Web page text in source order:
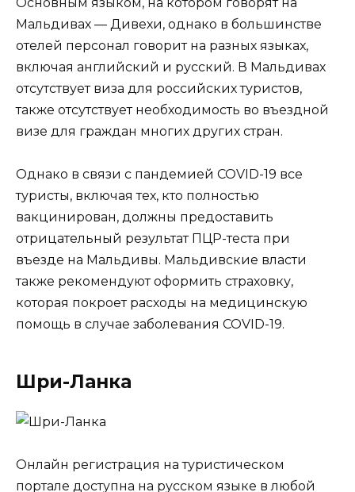
Мальдивах — Дивехи, однако в большинстве
отелей персонал говорит на разных языках,
включая английский и русский. В Мальдивах
отсутствует виза для российских туристов,
также отсутствует необходимость во въездной
визе для граждан многих других стран.
Однако в связи с пандемией COVID-19 все
туристы, включая тех, кто полностью
вакцинирован, должны предоставить
отрицательный результат ПЦР-теста при
въезде на Мальдивы. Мальдивские власти
также рекомендуют оформить страховку,
которая покроет расходы на медицинскую
помощь в случае заболевания COVID-19.
Шри-Ланка
Онлайн регистрация на туристическом
портале доступна на русском языке в любой